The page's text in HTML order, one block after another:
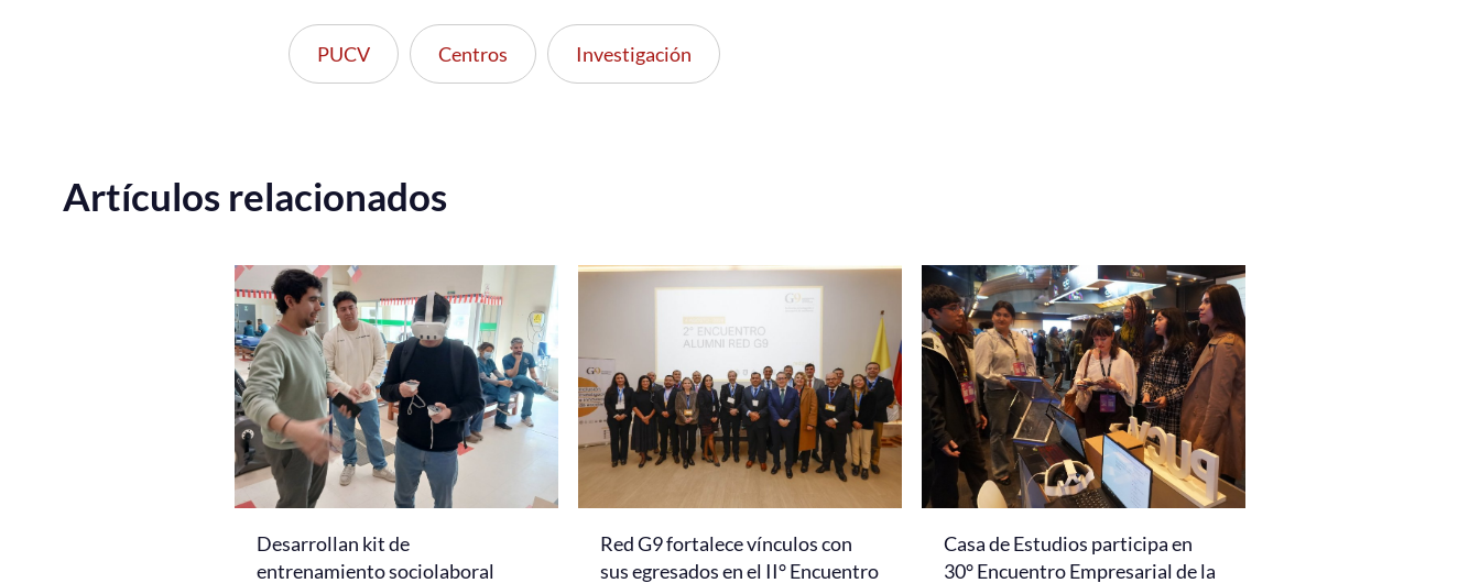
PUCV Centros Investigación
Artículos relacionados
Desarrollan kit de
entrenamiento sociolaboral
Red G9 fortalece vínculos con
sus egresados en el II° Encuentro
Casa de Estudios participa en
30° Encuentro Empresarial de la